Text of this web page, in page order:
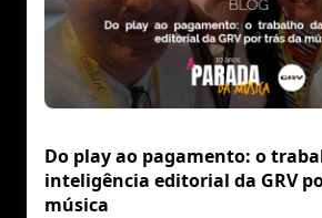
Do play ao pagamento: o
inteligência editorial da GRV
música